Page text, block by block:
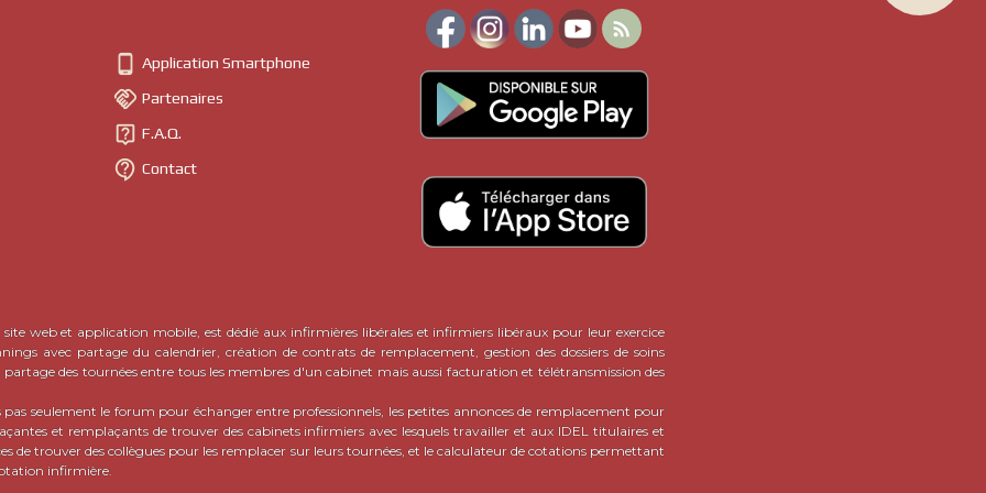
peut également s'agir de matériel nécessaire pour le travail quotidien des IDEL : TLA, sacoche,
de ville et infirmières de ville
- encore une façon de nommer les IDEL - de pouvoiracheter
de confrères et consoeurs avisé·e·s.
annonces entre infirmiers libéraux sur CalendrIDEL
est venue naturellement en se rendant
de demandes de ce type, sur les réseaux sociaux notamment. Désirant faire de CalendrIDEL
il semblait donc indispensable de proposer un tel outil , et qui plus est gratuitement : en effet,
sont riches en possibilités et occasions pour tous les IDEL : et si le bonheur n'est
publier sa propre petite annonce en cliquant ici!
EXPLICATIONS SUR LES ANNONCES
 Application Smartphone
 Partenaires
 F.A.Q.
 Contact

site web et application mobile, est dédié aux infirmières libérales et infirmiers libéraux pour leur exercice
avec partage du calendrier, création de contrats de remplacement, gestion des dossiers de soins
des tournées entre tous les membres d'un cabinet mais aussi facturation et télétransmission des
seulement le forum pour échanger entre professionnels, les petites annonces de remplacement pour
et remplaçants de trouver des cabinets infirmiers avec lesquels travailler et aux IDEL titulaires et
de trouver des collègues pour les remplacer sur leurs tournées, et le calculateur de cotations permettant
infirmière.